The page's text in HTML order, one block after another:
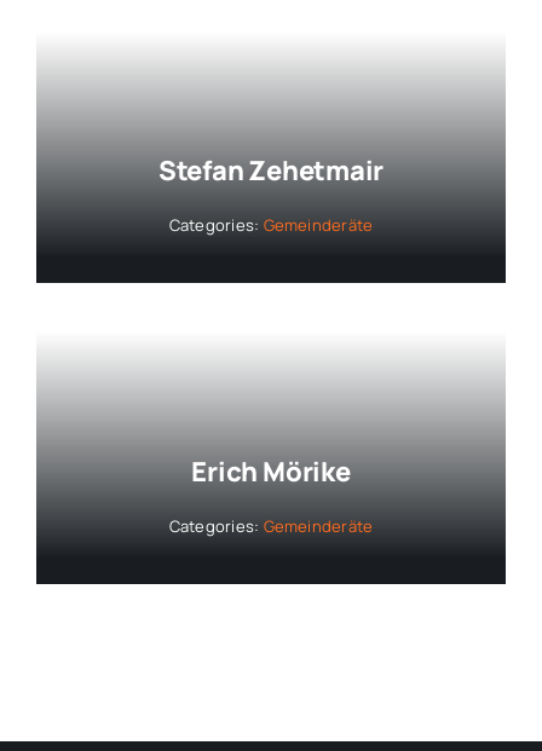
Stefan Zehetmair
Categories: Gemeinderäte
Erich Mörike
Categories: Gemeinderäte